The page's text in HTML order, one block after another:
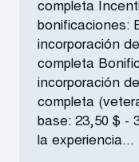
completa
bonificaciones:
incorporación
completa
incorporación
completa
base: 23,50 $ -
la experiencia...